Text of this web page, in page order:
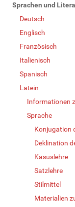
Sprachen und
Deutsch
Englisch
Französisch
Italienisch
Spanisch
Latein
Informationen
Sprache
Konjugation
Deklination
Kasuslehre
Satzlehre
Stilmittel
Materialien